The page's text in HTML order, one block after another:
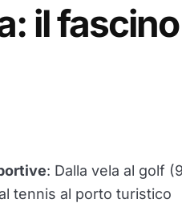
il
: Dalla vela al golf (9
tennis al porto turistico